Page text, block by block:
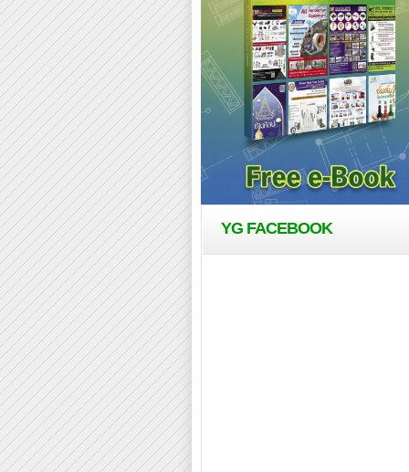
YG FACEBOOK